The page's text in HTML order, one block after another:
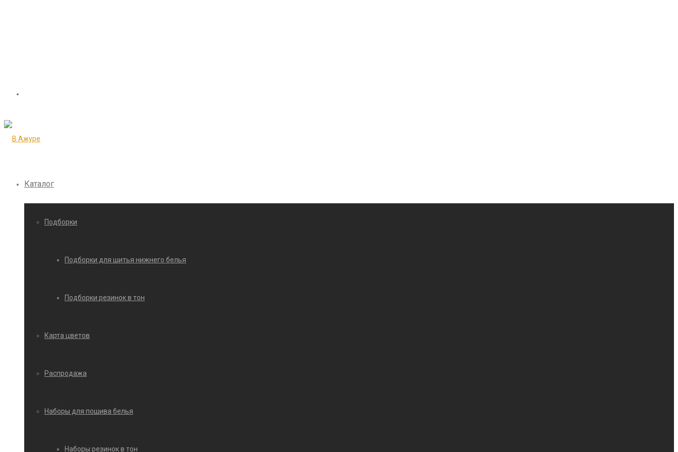
Каталог
Подборки
Подборки для шитья нижнего белья
Подборки резинок в тон
Карта цветов
Распродажа
Наборы для пошива белья
Наборы резинок в тон